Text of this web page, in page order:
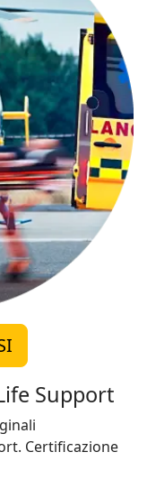
Support
Certificazione